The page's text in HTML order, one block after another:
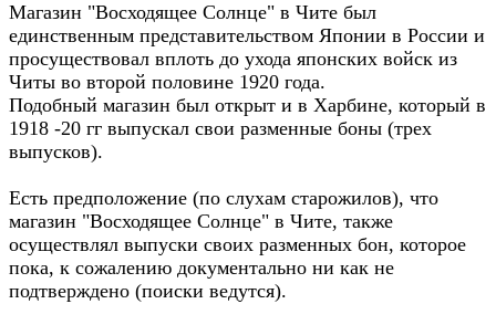
Магазин "Восходящее Солнце" в Чите был
единственным представительством Японии в России и
просуществовал вплоть до ухода японских войск из
Читы во второй половине 1920 года.
Подобный магазин был открыт и в Харбине, который в
1918 -20 гг выпускал свои разменные боны (трех
выпусков).
Есть предположение (по слухам старожилов), что
магазин "Восходящее Солнце" в Чите, также
осуществлял выпуски своих разменных бон, которое
пока, к сожалению документально ни как не
подтверждено (поиски ведутся).